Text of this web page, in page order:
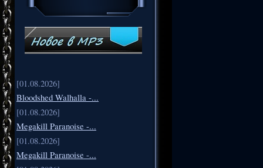
[01.08.2026]
Bloodshed Walhalla -...
[01.08.2026]
Megakill Paranoise -...
[01.08.2026]
Megakill Paranoise -...